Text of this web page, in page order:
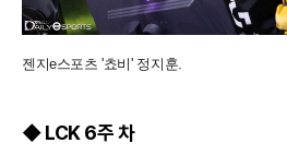
젠지e스포츠 '쵸비' 정지훈.
◆ LCK 6주 차